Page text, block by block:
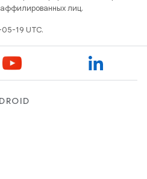
лиц.
19 UTC.